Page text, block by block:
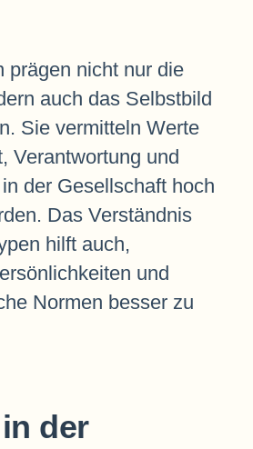
prägen nicht nur die
auch das Selbstbild
Sie vermitteln Werte
Verantwortung und
der Gesellschaft hoch
Das Verständnis
hilft auch,
und
Normen besser zu
der